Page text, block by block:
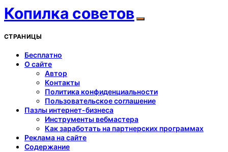
Копилка советов
СТРАНИЦЫ
Бесплатно
О сайте
Автор
Контакты
Политика конфиденциальности
Пользовательское соглашение
Пазлы интернет-бизнеса
Инструменты вебмастера
Как заработать на партнерских программах
Реклама на сайте
Содержание